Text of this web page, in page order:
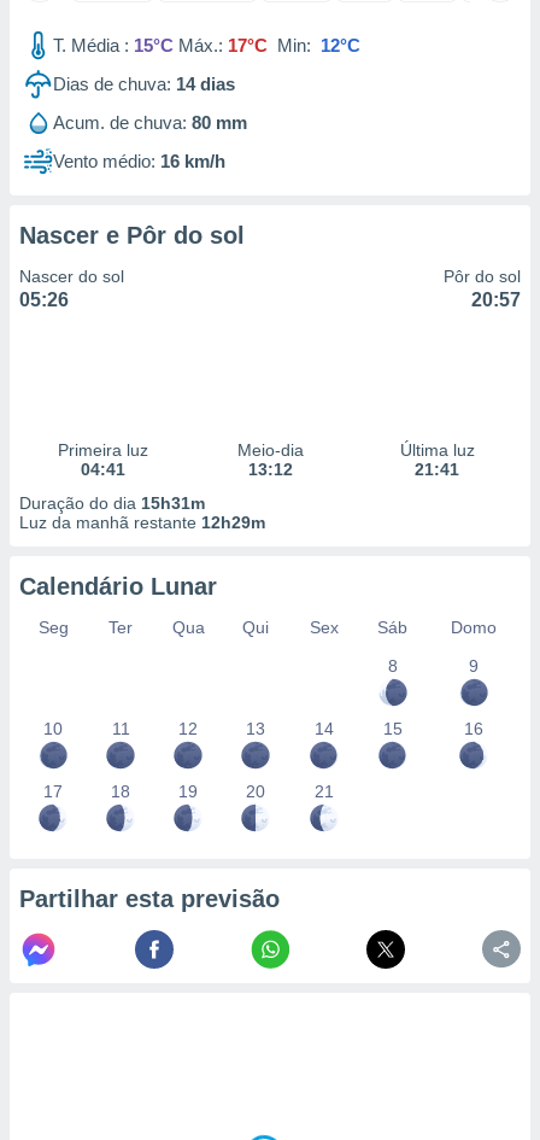
utilizar
criar
medir
da
medir o
fontes,
e melhorar
dados
estudos
T. Média : 15°C Máx.: 17°C Min: 12°C
Dias de chuva: 14dias
Acum. de chuva: 80 mm
Vento médio: 16 km/h
Nascer e Pôr do sol
Nascer do sol
05:26
Pôr do sol
20:57
Primeira luz
04:41
Meio-dia
13:12
Última luz
21:41
Duração do dia 15h31m
Luz da manhã restante 12h29m
Calendário Lunar
Seg Ter Qua Qui Sex Sáb
Domo
8
9
10 11 12 13 14 15 16
17 18 19 20 21
Partilhar esta previsão